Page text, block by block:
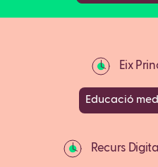
Eix
Educació
Recurs